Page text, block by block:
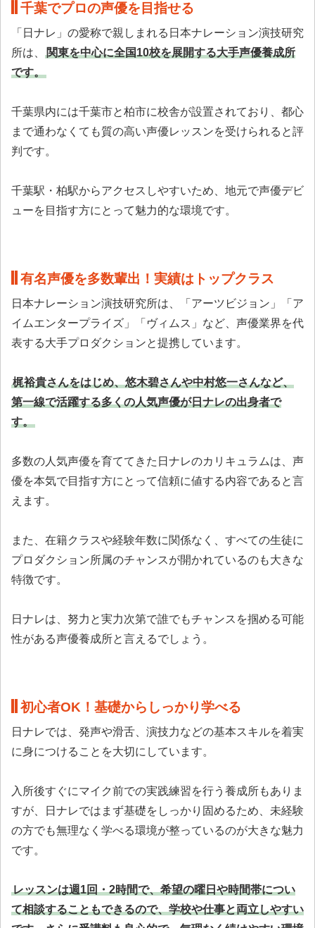
千葉でプロの声優を目指せる
「日ナレ」の愛称で親しまれる日本ナレーション演技研究
所は、
関東を中心に全国10校を展開する大手声優養成所
です。
千葉県内には千葉市と柏市に校舎が設置されており、都心
まで通わなくても質の高い声優レッスンを受けられると評
判です。
千葉駅・柏駅からアクセスしやすいため、地元で声優デビ
ューを目指す方にとって魅力的な環境です。
有名声優を多数輩出！実績はトップクラス
日本ナレーション演技研究所は、「アーツビジョン」「ア
イムエンタープライズ」「ヴィムス」など、声優業界を代
表する大手プロダクションと提携しています。
梶裕貴さんをはじめ、悠木碧さんや中村悠一さんなど、
第一線で活躍する多くの人気声優が日ナレの出身者で
す。
多数の人気声優を育ててきた日ナレのカリキュラムは、声
優を本気で目指す方にとって信頼に値する内容であると言
えます。
また、在籍クラスや経験年数に関係なく、すべての生徒に
プロダクション所属のチャンスが開かれているのも大きな
特徴です。
日ナレは、努力と実力次第で誰でもチャンスを掴める可能
性がある声優養成所と言えるでしょう。
初心者OK！基礎からしっかり学べる
日ナレでは、発声や滑舌、演技力などの基本スキルを着実
に身につけることを大切にしています。
入所後すぐにマイク前での実践練習を行う養成所もありま
すが、日ナレではまず基礎をしっかり固めるため、未経験
の方でも無理なく学べる環境が整っているのが大きな魅力
です。
レッスンは週1回・2時間で、希望の曜日や時間帯につい
て相談することもできるので、学校や仕事と両立しやすい